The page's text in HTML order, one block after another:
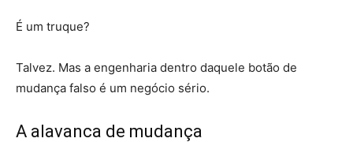
É um truque?
Talvez. Mas a engenharia dentro daquele botão de
mudança falso é um negócio sério.
A alavanca de mudança